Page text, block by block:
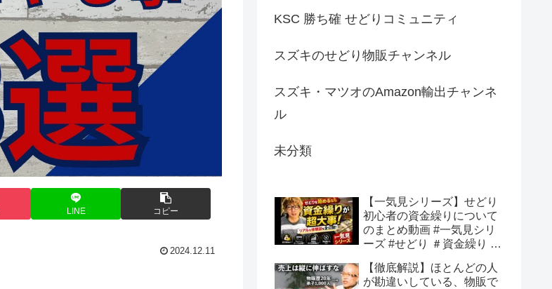
LINE コピー
2024.12.11
KSC 勝ち確 せどりコミュニティ
スズキのせどり物販チャンネル
スズキ・マツオのAmazon輸出チャンネ
ル
未分類
【一気見シリーズ】せどり
初心者の資金繰りについて
のまとめ動画 #一気見シリ
ーズ #せどり ＃資金繰り #
【徹底解説】ほとんどの人
が勘違いしている、物販で